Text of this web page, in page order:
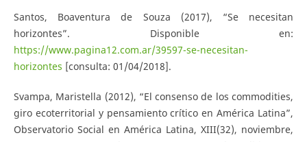
Santos, Boaventura de Souza (2017), “Se necesitan
horizontes”. Disponible en:
https://www.pagina12.com.ar/39597-se-necesitan-
horizontes [consulta: 01/04/2018].
Svampa, Maristella (2012), “El consenso de los commodities,
giro ecoterritorial y pensamiento crítico en América Latina”,
Observatorio Social en América Latina, XIII(32), noviembre,